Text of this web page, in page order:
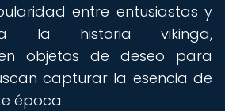
entre entusiastas y
a la historia vikinga,
objetos de deseo para
capturar la esencia de
época.